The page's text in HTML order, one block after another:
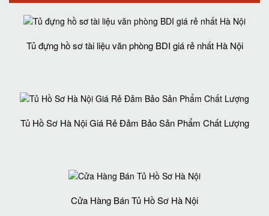
Tủ đựng hồ sơ tài liệu văn phòng BDI giá rẻ nhất Hà Nội
Tủ Hồ Sơ Hà Nội Giá Rẻ Đảm Bảo Sản Phẩm Chất Lượng‎
Cửa Hàng Bán Tủ Hồ Sơ Hà Nội